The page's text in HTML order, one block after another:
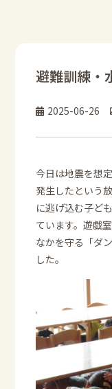
避難訓練・
2025-06-26
今日は地震を想
発生したという
に逃げ込む子ど
ています。遊戯
なかを守る「ダ
した。